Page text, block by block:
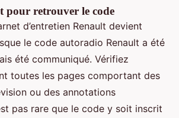
pour retrouver le code
d’entretien Renault devient
le code autoradio Renault a été
été communiqué. Vérifiez
toutes les pages comportant des
ou des annotations
pas rare que le code y soit inscrit